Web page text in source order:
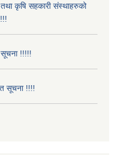
कृषि सहकारी संस्थाहरुको
सूचना !!!!!
सूचना !!!!